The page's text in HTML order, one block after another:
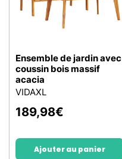
Ensemble de jardin avec
coussin bois massif
acacia
VIDAXL
189,98€
Ajouter au panier